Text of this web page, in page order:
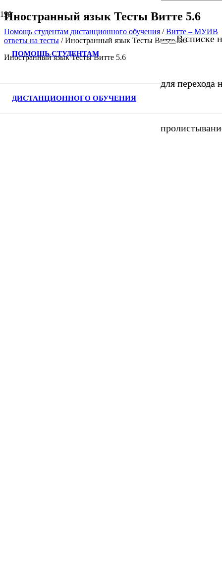
ПОМОЩЬ СТУДЕНТАМ
ДИСТАНЦИОННОГО ОБУЧЕНИЯ
В списке
для перехода
Иностранный язык Тесты Витте 5.6
Помощь студентам дистанционного обучения /Витте – МУИВ
ответы на тесты /Иностранный язык Тесты Витте 5.6
Иностранный язык Тесты Витте 5.6